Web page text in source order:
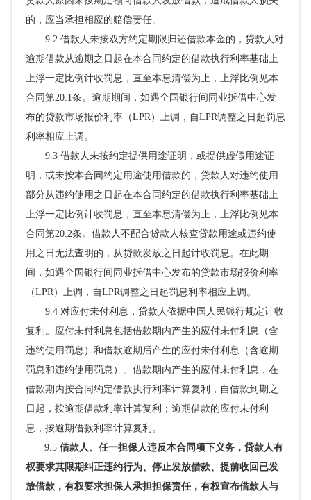
的，应当承担相应的赔偿责任。
9.2 借款人未按双方约定期限归还借款本金的，贷款人对
逾期借款从逾期之日起在本合同约定的借款执行利率基础上
上浮一定比例计收罚息，直至本息清偿为止，上浮比例见本
合同第20.1条。逾期期间，如遇全国银行间同业拆借中心发
布的贷款市场报价利率（LPR）上调，自LPR调整之日起罚息
利率相应上调。
9.3 借款人未按约定提供用途证明，或提供虚假用途证
明，或未按本合同约定用途使用借款的，贷款人对违约使用
部分从违约使用之日起在本合同约定的借款执行利率基础上
上浮一定比例计收罚息，直至本息清偿为止，上浮比例见本
合同第20.2条。借款人不配合贷款人核查贷款用途或违约使
用之日无法查明的，从贷款发放之日起计收罚息。在此期
间，如遇全国银行间同业拆借中心发布的贷款市场报价利率
（LPR）上调，自LPR调整之日起罚息利率相应上调。
9.4 对应付未付利息，贷款人依据中国人民银行规定计收
复利。 应付未付利息包括借款期内产生的应付未付利息（含
违约使用罚息）和借款逾期后产生的应付未付利息（含逾期
罚息和违约使用罚息）。 借款期内产生的应付未付利息，在
借款期内按合同约定借款执行利率计算复利，自借款到期之
日起，按逾期借款利率计算复利；逾期借款的应付未付利
息，按逾期借款利率计算复利。
9.5 借款人、任一担保人违反本合同项下义务，贷款人有
权要求其限期纠正违约行为、停止发放借款、提前收回已发
放借款，有权要求担保人承担担保责任，有权宣布借款人与